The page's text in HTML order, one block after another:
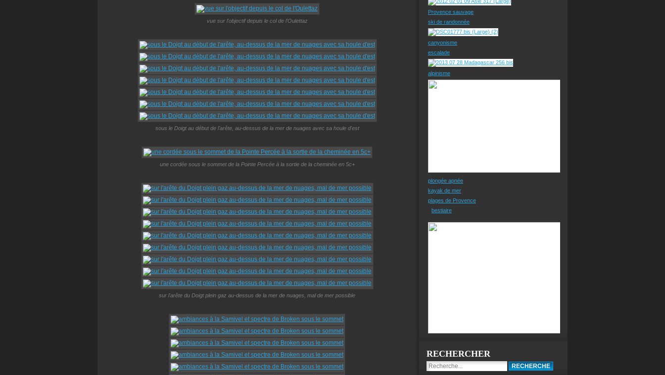
vue sur l'objectif depuis le col de l'Oulettaz
sous le Doigt au début de l'arête, au-dessus de la mer de nuages avec sa houle d'est
une cordée sous le sommet de la Pointe Percée à la sortie de la cheminée en 5c+
sur l'arête du Doigt plein gaz au-dessus de la mer de nuages, mal de mer possible
Provence sauvage
ski de randonnée
canyonisme
escalade
alpinisme
plongée apnée
kayak de mer
plages de Provence
bestiaire
RECHERCHER